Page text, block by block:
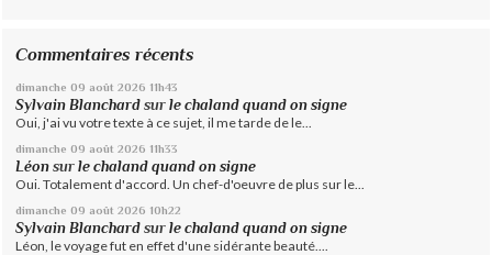
Commentaires récents
dimanche 09 août 2026 11h43
Sylvain Blanchard surle chaland quand on signe
Oui, j'ai vu votre texte à ce sujet, il me tarde de le...
dimanche 09 août 2026 11h33
Léon surle chaland quand on signe
Oui. Totalement d'accord. Un chef-d'oeuvre de plus sur le...
dimanche 09 août 2026 10h22
Sylvain Blanchard surle chaland quand on signe
Léon, le voyage fut en effet d'une sidérante beauté....